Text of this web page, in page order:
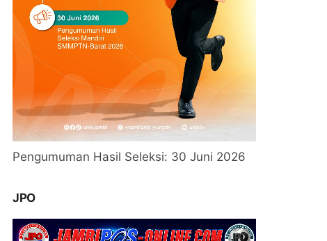
Pengumuman Hasil Seleksi: 30 Juni 2026
JPO